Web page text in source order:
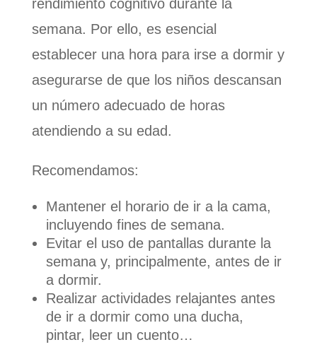
rendimiento cognitivo durante la
semana. Por ello, es esencial
establecer una hora para irse a dormir y
asegurarse de que los niños descansan
un número adecuado de horas
atendiendo a su edad.
Recomendamos:
Mantener el horario de ir a la cama,
incluyendo fines de semana.
Evitar el uso de pantallas durante la
semana y, principalmente, antes de ir
a dormir.
Realizar actividades relajantes antes
de ir a dormir como una ducha,
pintar, leer un cuento…